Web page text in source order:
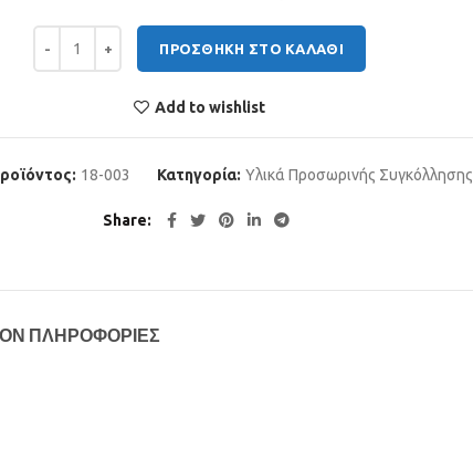
ΠΡΟΣΘΉΚΗ ΣΤΟ ΚΑΛΆΘΙ
Add to wishlist
18-003 Κατηγορία: Υλικά Προσωρινής Συγκόλλησης
Share
ΠΛΗΡΟΦΟΡΊΕΣ